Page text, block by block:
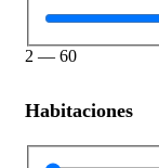
2 — 60
Habitaciones